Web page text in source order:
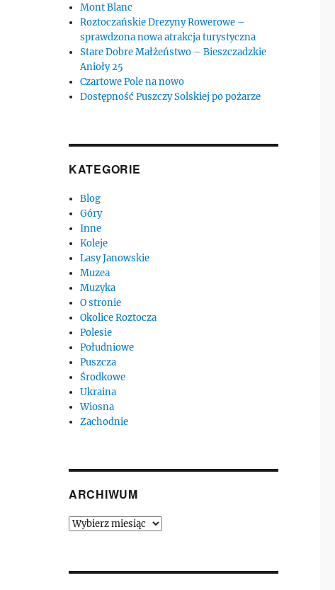
Mont Blanc
Roztoczańskie Drezyny Rowerowe –
sprawdzona nowa atrakcja turystyczna
Stare Dobre Małżeństwo – Bieszczadzkie
Anioły 25
Czartowe Pole na nowo
Dostępność Puszczy Solskiej po pożarze
KATEGORIE
Blog
Góry
Inne
Koleje
Lasy Janowskie
Muzea
Muzyka
O stronie
Okolice Roztocza
Polesie
Południowe
Puszcza
Środkowe
Ukraina
Wiosna
Zachodnie
ARCHIWUM
Archiwum